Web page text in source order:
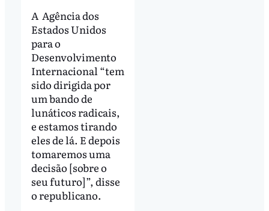
A Agência dos
Estados Unidos
para o
Desenvolvimento
Internacional “tem
sido dirigida por
um bando de
lunáticos radicais,
e estamos tirando
eles de lá. E depois
tomaremos uma
decisão [sobre o
seu futuro]”, disse
o republicano.